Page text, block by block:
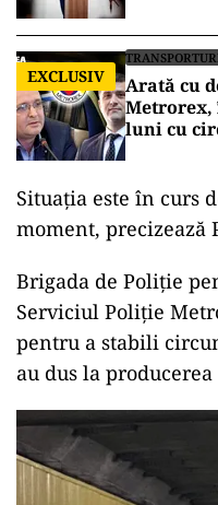
EXCLUSIV
Arată cu
luni cu
Situația este în curs
moment, precizează
Brigada de Poliție
Serviciul Poliție
pentru a stabili
au dus la